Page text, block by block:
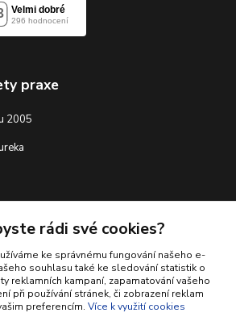
praxe
2005
shop.cz
rádi své cookies?
ke správnému fungování našeho e-
souhlasu také ke sledování statistik o
reklamních kampaní, zapamatování vašeho
při používání stránek, či zobrazení reklam
preferencím. Více k využití cookies